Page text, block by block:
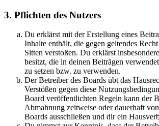
3. Pflichten des Nutzers
Du erklärst mit der Erstellung eines
Inhalte enthält, die gegen geltendes
Sitten verstoßen. Du erklärst
besitzt, die in deinen Beiträgen
zu setzen bzw. zu verwenden.
Der Betreiber des Boards übt das
Verstößen gegen diese
Board veröffentlichten Regeln kann der
Abmahnung zeitweise oder dauerhaft
Boards ausschließen und dir ein